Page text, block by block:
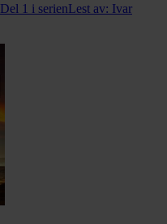
Del 1 i serienLest av: Ivar